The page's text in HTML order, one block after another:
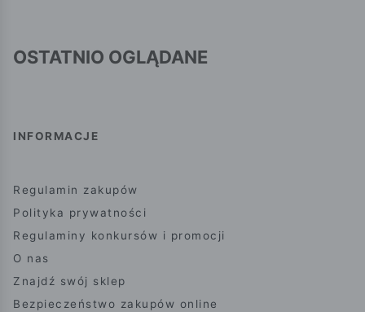
OSTATNIO OGLĄDANE
INFORMACJE
Regulamin zakupów
Polityka prywatności
Regulaminy konkursów i promocji
O nas
Znajdź swój sklep
Bezpieczeństwo zakupów online